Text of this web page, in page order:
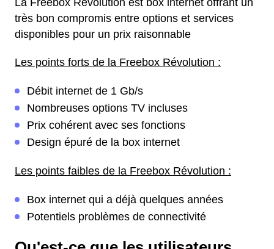
très bon compromis entre options et services
disponibles pour un prix raisonnable
Les points forts de la Freebox Révolution :
Débit internet de 1 Gb/s
Nombreuses options TV incluses
Prix cohérent avec ses fonctions
Design épuré de la box internet
Les points faibles de la Freebox Révolution :
Box internet qui a déjà quelques années
Potentiels problèmes de connectivité